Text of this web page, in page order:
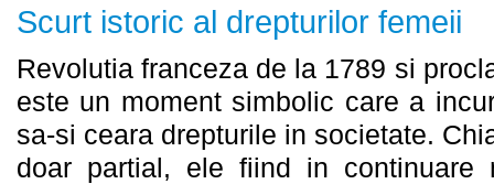
Scurt istoric al drepturilor femeii
Revolutia franceza de la 1789 si
este un moment simbolic care a
sa-si ceara drepturile in societate.
doar partial, ele fiind in continuare